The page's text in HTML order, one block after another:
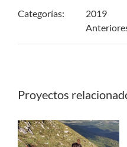
Categorías:
2019
Proyectos